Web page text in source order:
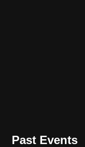
Past Events